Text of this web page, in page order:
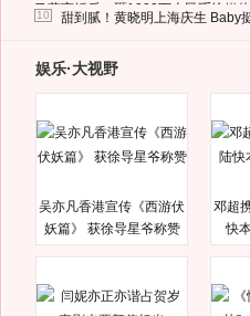
马蓉离婚后，砸1000万人民币给媒
10 甜到腻！黄晓明上海庆生 Baby
娱乐·大视野
吴亦凡香港宣传《西游伏
妖篇》 获徐导星爷称赞
邓超
快